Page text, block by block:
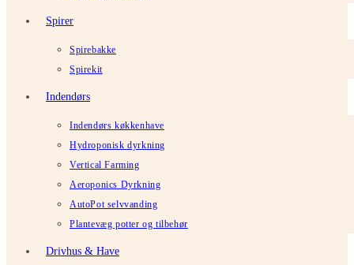
Spirer
Spirebakke
Spirekit
Indendørs
Indendørs køkkenhave
Hydroponisk dyrkning
Vertical Farming
Aeroponics Dyrkning
AutoPot selvvanding
Plantevæg potter og tilbehør
Drivhus & Have